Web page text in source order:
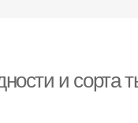
мякотью
и сорта